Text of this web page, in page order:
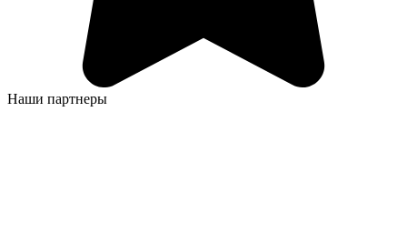
Наши партнеры